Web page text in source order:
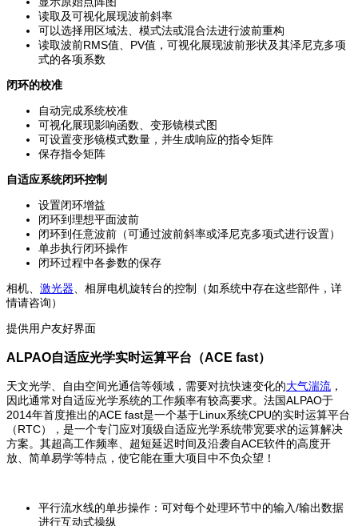
读取及可视化展现波前斜率
可以选择用区域法、模式法或混合法进行波前重构
读取波前RMS值、PV值，可视化展现波前形状及其泽尼克多项
式的各项系数
闭环的校准
自动完成系统校准
可视化展现影响函数、变形镜模式图
可设置变形镜模式数量，并生成响应的指令矩阵
保存指令矩阵
自适应系统闭环控制
设置闭环增益
闭环到理想平面波前
闭环到任意波前（可通过波前斜率或泽尼克多项式进行设置）
单步执行闭环操作
闭环过程中各参数的保存
相机、 激光器 、相屏电机旋转台的控制（如系统中存在这些部件，详
情请咨询）
提供用户友好界面
ALPAO自适应光学实时运算平台（ACE fast）
天文光学、自由空间光通信等领域，需要对抗快速变化的大气湍流 ，
因此通常对自适应光学系统的工作频率有较高要求。法国ALPAO于
2014年首度推出的ACE fast是一个基于Linux系统CPU的实时运算平台
（RTC），是一个专门应对顶级自适应光学系统带宽要求的运算解决
方案。其超高工作频率、超短延迟时间及沿袭自ACE软件的高度开
放、简单易学等特点，使它能在重大项目中不负众望！
平行流水线的单步操作：可对每个处理环节中的输入/输出数据
进行互动式操纵